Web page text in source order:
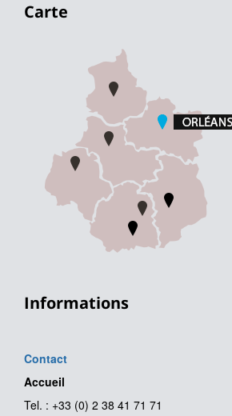
Carte
Informations
Contact
Accueil
Tel. : +33 (0) 2 38 41 71 71